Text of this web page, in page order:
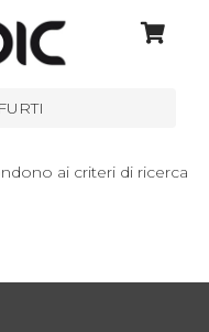
ai criteri di ricerca